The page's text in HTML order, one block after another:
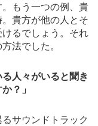
もう一つの例、貴
貴方が他の人とそ
るでしょう。それ
法でした。
人々がいると聞き
？」
サウンドトラック